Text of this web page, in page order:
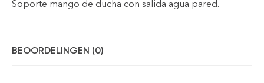
Soporte mango de ducha con salida agua pared.
BEOORDELINGEN (0)